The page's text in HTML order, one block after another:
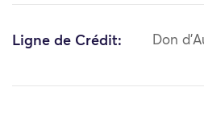
Ligne de Crédit: Don